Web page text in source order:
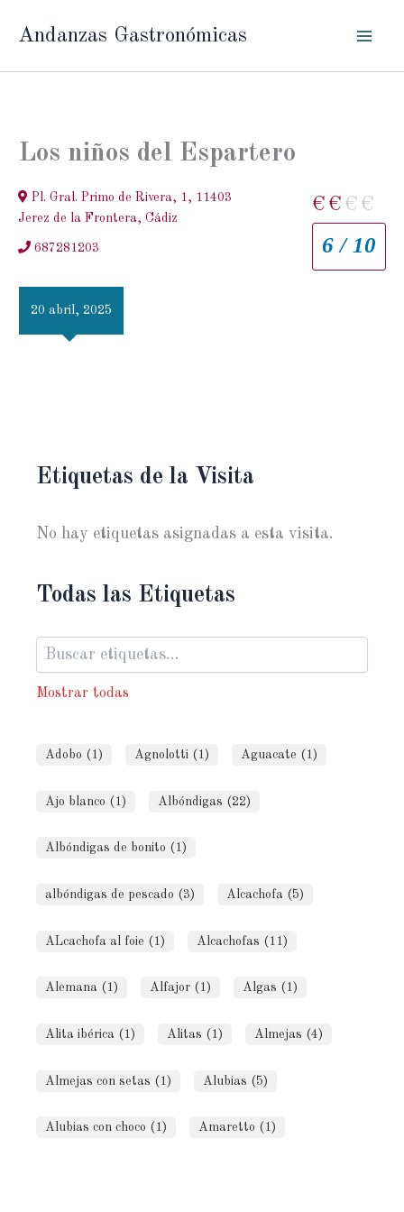
Andanzas Gastronómicas
Los niños del Espartero
Pl. Gral. Primo de Rivera, 1, 11403
Jerez de la Frontera, Cádiz
687281203
€ € € €
6 / 10
20 abril, 2025
Etiquetas de la Visita
No hay etiquetas asignadas a esta visita.
Todas las Etiquetas
Mostrar todas
Adobo (1) Agnolotti (1) Aguacate (1)
Ajo blanco (1) Albóndigas (22)
Albóndigas de bonito (1)
albóndigas de pescado (3) Alcachofa (5)
ALcachofa al foie (1) Alcachofas (11)
Alemana (1) Alfajor (1) Algas (1)
Alita ibérica (1) Alitas (1) Almejas (4)
Almejas con setas (1) Alubias (5)
Alubias con choco (1) Amaretto (1)